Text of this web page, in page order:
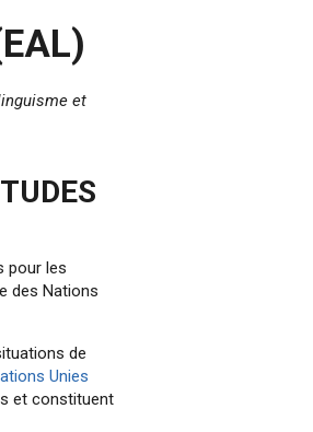
et
pour les
des Nations
de
Unies
et constituent